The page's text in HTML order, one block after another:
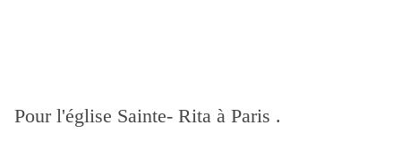
Pour l'église Sainte- Rita à Paris .